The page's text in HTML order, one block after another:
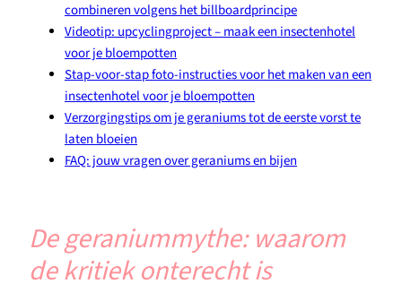
combineren volgens het billboardprincipe
Videotip: upcyclingproject – maak een insectenhotel
voor je bloempotten
Stap-voor-stap foto-instructies voor het maken van een
insectenhotel voor je bloempotten
Verzorgingstips om je geraniums tot de eerste vorst te
laten bloeien
FAQ: jouw vragen over geraniums en bijen
De geraniummythe: waarom
de kritiek onterecht is